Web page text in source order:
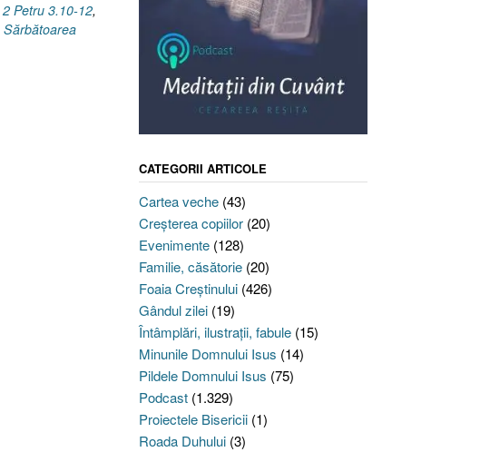
2 Petru 3.10-12,
Sărbătoarea
CATEGORII ARTICOLE
Cartea veche(43)
Creşterea copiilor(20)
Evenimente(128)
Familie, căsătorie(20)
Foaia Creştinului(426)
Gândul zilei(19)
Întâmplări, ilustraţii, fabule(15)
Minunile Domnului Isus (14)
Pildele Domnului Isus (75)
Podcast(1.329)
Proiectele Bisericii(1)
Roada Duhului(3)